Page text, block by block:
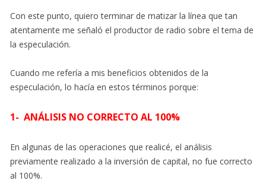
Con este punto, quiero terminar de matizar la línea que tan
atentamente me señaló el productor de radio sobre el tema de
la especulación.
Cuando me refería a mis beneficios obtenidos de la
especulación, lo hacía en estos términos porque:
1- ANÁLISIS NO CORRECTO AL 100%
En algunas de las operaciones que realicé, el análisis
previamente realizado a la inversión de capital, no fue correcto
al 100%.